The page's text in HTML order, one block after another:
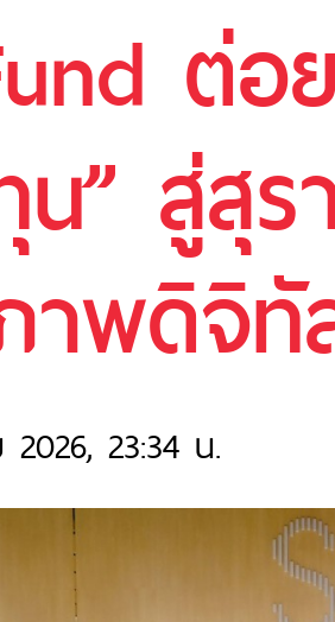
ต่
” สู่สุ
พดิจิทั
23:34 น.